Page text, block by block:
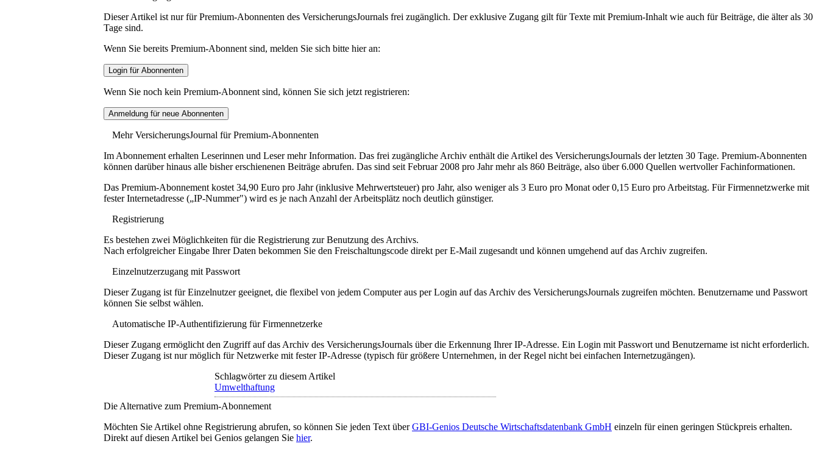
Dieser Artikel ist nur für Premium-Abonnenten des VersicherungsJournals frei zugänglich. Der exklusive Zugang gilt für Texte mit Premium-Inhalt wie auch für Beiträge, die älter als 30
Tage sind.
Wenn Sie bereits Premium-Abonnent sind, melden Sie sich bitte hier an:
Wenn Sie noch kein Premium-Abonnent sind, können Sie sich jetzt registrieren:
Mehr VersicherungsJournal für Premium-Abonnenten
Im Abonnement erhalten Leserinnen und Leser mehr Information. Das frei zugängliche Archiv enthält die Artikel des VersicherungsJournals der letzten 30 Tage. Premium-Abonnenten
können darüber hinaus alle bisher erschienenen Beiträge abrufen. Das sind seit Februar 2008 pro Jahr mehr als 860 Beiträge, also über 6.000 Quellen wertvoller Fachinformationen.
Das Premium-Abonnement kostet 34,90 Euro pro Jahr (inklusive Mehrwertsteuer) pro Jahr, also weniger als 3 Euro pro Monat oder 0,15 Euro pro Arbeitstag. Für Firmennetzwerke mit
fester Internetadresse („IP-Nummer") wird es je nach Anzahl der Arbeitsplätz noch deutlich günstiger.
Registrierung
Es bestehen zwei Möglichkeiten für die Registrierung zur Benutzung des Archivs.
Nach erfolgreicher Eingabe Ihrer Daten bekommen Sie den Freischaltungscode direkt per E-Mail zugesandt und können umgehend auf das Archiv zugreifen.
Einzelnutzerzugang mit Passwort
Dieser Zugang ist für Einzelnutzer geeignet, die flexibel von jedem Computer aus per Login auf das Archiv des VersicherungsJournals zugreifen möchten. Benutzername und Passwort
können Sie selbst wählen.
Automatische IP-Authentifizierung für Firmennetzerke
Dieser Zugang ermöglicht den Zugriff auf das Archiv des VersicherungsJournals über die Erkennung Ihrer IP-Adresse. Ein Login mit Passwort und Benutzername ist nicht erforderlich.
Dieser Zugang ist nur möglich für Netzwerke mit fester IP-Adresse (typisch für größere Unternehmen, in der Regel nicht bei einfachen Internetzugängen).
Schlagwörter zu diesem Artikel
Umwelthaftung
Die Alternative zum Premium-Abonnement
Möchten Sie Artikel ohne Registrierung abrufen, so können Sie jeden Text überGBI-Genios Deutsche Wirtschaftsdatenbank GmbH einzeln für einen geringen Stückpreis erhalten.
Direkt auf diesen Artikel bei Genios gelangen Sie hier.